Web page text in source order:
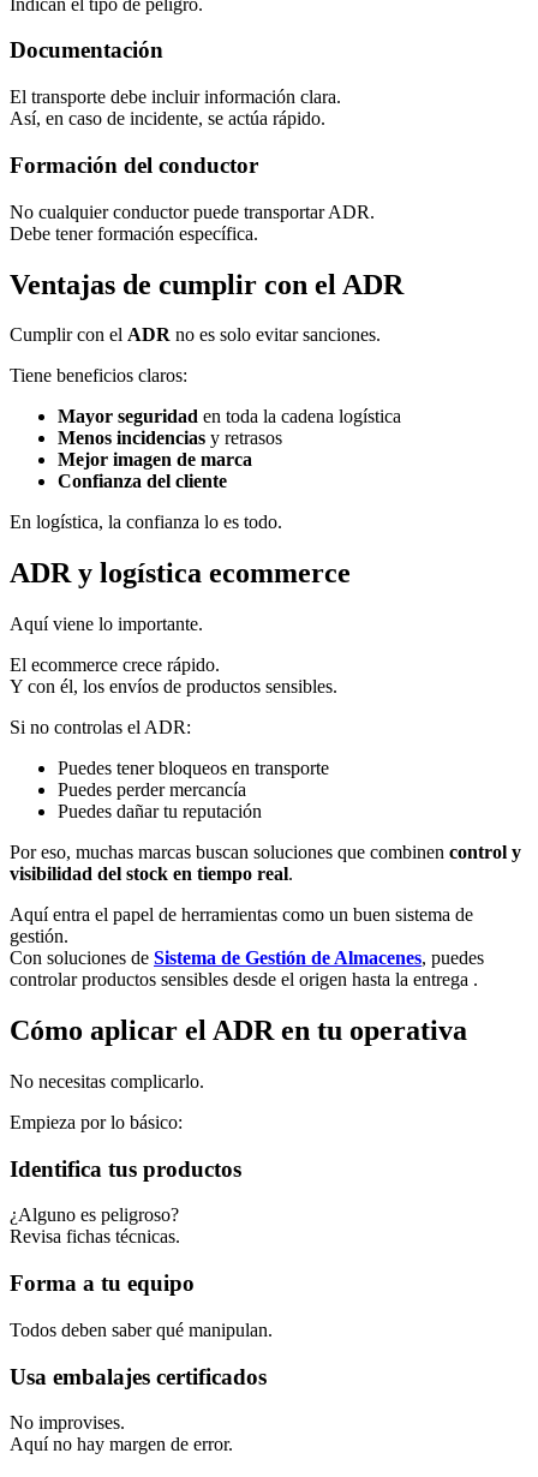
Documentación
El transporte debe incluir información clara.
Así, en caso de incidente, se actúa rápido.
Formación del conductor
No cualquier conductor puede transportar ADR.
Debe tener formación específica.
Ventajas de cumplir con el ADR
Cumplir con el ADR no es solo evitar sanciones.
Tiene beneficios claros:
Mayor seguridad en toda la cadena logística
Menos incidencias y retrasos
Mejor imagen de marca
Confianza del cliente
En logística, la confianza lo es todo.
ADR y logística ecommerce
Aquí viene lo importante.
El ecommerce crece rápido.
Y con él, los envíos de productos sensibles.
Si no controlas el ADR:
Puedes tener bloqueos en transporte
Puedes perder mercancía
Puedes dañar tu reputación
Por eso, muchas marcas buscan soluciones que combinen control y
visibilidad del stock en tiempo real.
Aquí entra el papel de herramientas como un buen sistema de
gestión.
Con soluciones de Sistema de Gestión de Almacenes, puedes
controlar productos sensibles desde el origen hasta la entrega .
Cómo aplicar el ADR en tu operativa
No necesitas complicarlo.
Empieza por lo básico:
Identifica tus productos
¿Alguno es peligroso?
Revisa fichas técnicas.
Forma a tu equipo
Todos deben saber qué manipulan.
Usa embalajes certificados
No improvises.
Aquí no hay margen de error.